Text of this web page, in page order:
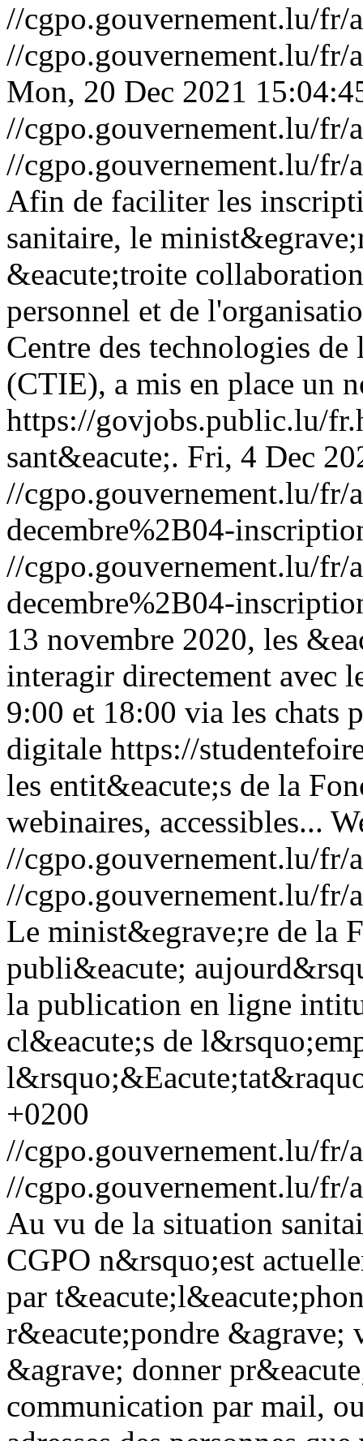
//cgpo.gouvernement.lu/fr/
//cgpo.gouvernement.lu/fr/
Mon, 20 Dec 2021
//cgpo.gouvernement.lu/fr/
//cgpo.gouvernement.lu/fr/
Afin de faciliter les
sanitaire, le
&eacute;troite
personnel et de
Centre des technologies
(CTIE), a mis en place un
https://govjobs.public.lu/
sant&eacute;. Fri, 4 Dec
//cgpo.gouvernement.lu/fr/
decembre%2B04-
//cgpo.gouvernement.lu/fr/
decembre%2B04-
13 novembre 2020, les
interagir directement avec
9:00 et 18:00 via les chats
digitale https://
les entit&eacute;s de la
webinaires, accessibles...
//cgpo.gouvernement.lu/fr/
//cgpo.gouvernement.lu/fr/
Le minist&egrave;re de la
publi&eacute;
la publication en ligne
cl&eacute;s de
+0200
//cgpo.gouvernement.lu/
//cgpo.gouvernement.lu/
Au vu de la situation
CGPO n&rsquo;est
par
r&eacute;pondre &agrave;
&agrave; donner
communication par mail,